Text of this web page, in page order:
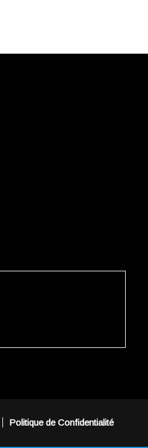
Politique de Confidentialité